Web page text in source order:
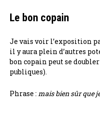
Le bon copain
Je vais voir l’exposition
il y aura plein d’autres
bon copain peut se
publiques).
Phrase : mais bien sûr que